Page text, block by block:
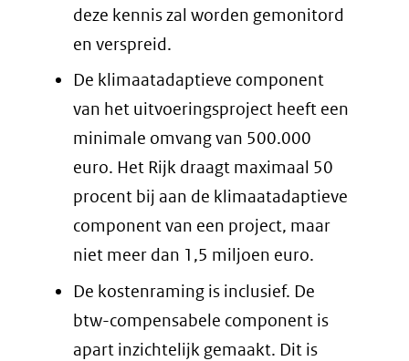
deze kennis zal worden gemonitord
en verspreid.
De klimaatadaptieve component
van het uitvoeringsproject heeft een
minimale omvang van 500.000
euro. Het Rijk draagt maximaal 50
procent bij aan de klimaatadaptieve
component van een project, maar
niet meer dan 1,5 miljoen euro.
De kostenraming is inclusief. De
btw-compensabele component is
apart inzichtelijk gemaakt. Dit is